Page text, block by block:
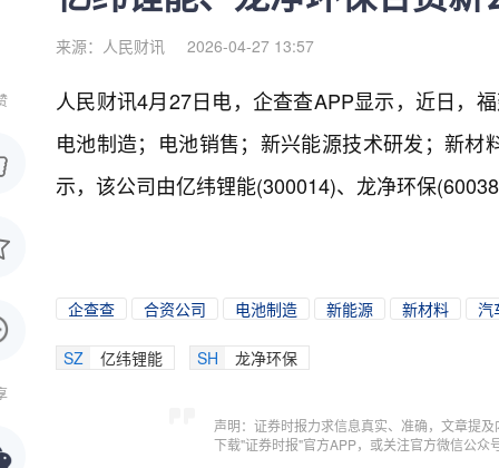
来源：人民财讯 2026-04-27 13:57
人民财讯4月27日电， 企查查APP显示，近日，
电池制造；电池销售；新兴能源技术研发；新
示，该公司由亿纬锂能(300014)、龙净环保
企查查 合资公司 电池制造 新能源 新材料 汽
SZ 亿纬锂能 SH 龙净环保
声明：证券时报力求信息真实、准确，文章提
下载"证券时报"官方APP，或关注官方微信公